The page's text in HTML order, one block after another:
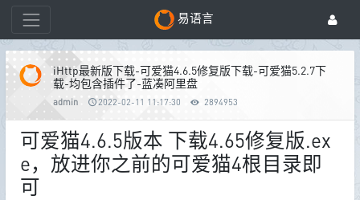
易语言
iHttp最新版下载-可爱猫4.6.5修复版下载-可爱猫5.2.7下
载-均包含插件了-蓝凑阿里盘
admin 2022-02-11 11:17:30 2894953
可爱猫4.6.5版本 下载4.65修复版.ex
e，放进你之前的可爱猫4根目录即
可